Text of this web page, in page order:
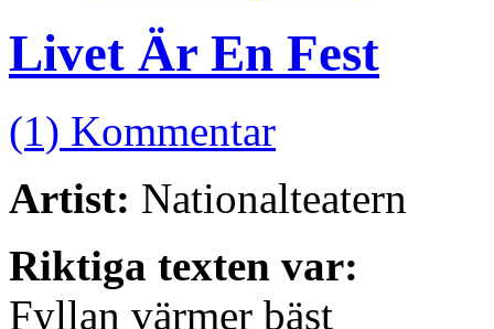
Livet Är En Fest
(1) Kommentar
Artist: Nationalteatern
Riktiga texten var:
Fyllan värmer bäst